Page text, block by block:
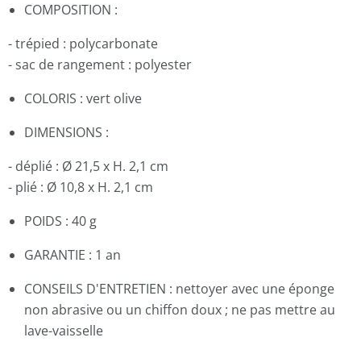
COMPOSITION :
- trépied : polycarbonate
- sac de rangement : polyester
COLORIS : vert olive
DIMENSIONS :
- déplié : Ø 21,5 x H. 2,1 cm
- plié : Ø 10,8 x H. 2,1 cm
POIDS : 40 g
GARANTIE : 1 an
CONSEILS D'ENTRETIEN : nettoyer avec une éponge
non abrasive ou un chiffon doux ; ne pas mettre au
lave-vaisselle